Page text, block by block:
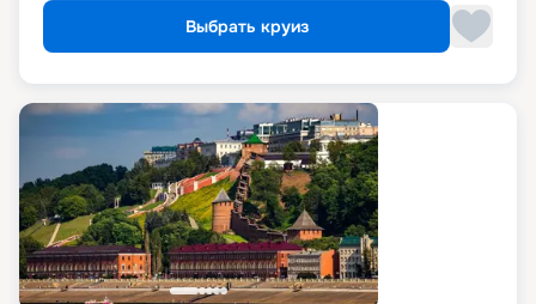
Выбрать круиз